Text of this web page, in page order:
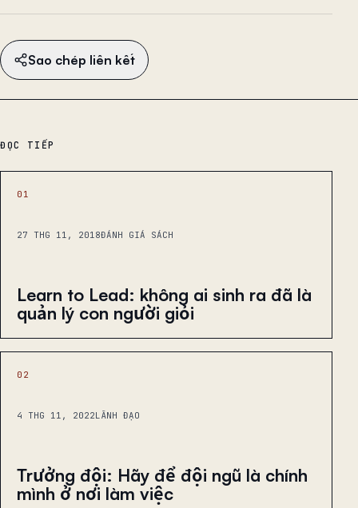
Sao chép liên kết
ĐỌC TIẾP
01
27 THG 11, 2018ĐÁNH GIÁ SÁCH
Learn to Lead: không ai sinh ra đã là
quản lý con người giỏi
02
4 THG 11, 2022LÃNH ĐẠO
Trưởng đội: Hãy để đội ngũ là chính
mình ở nơi làm việc